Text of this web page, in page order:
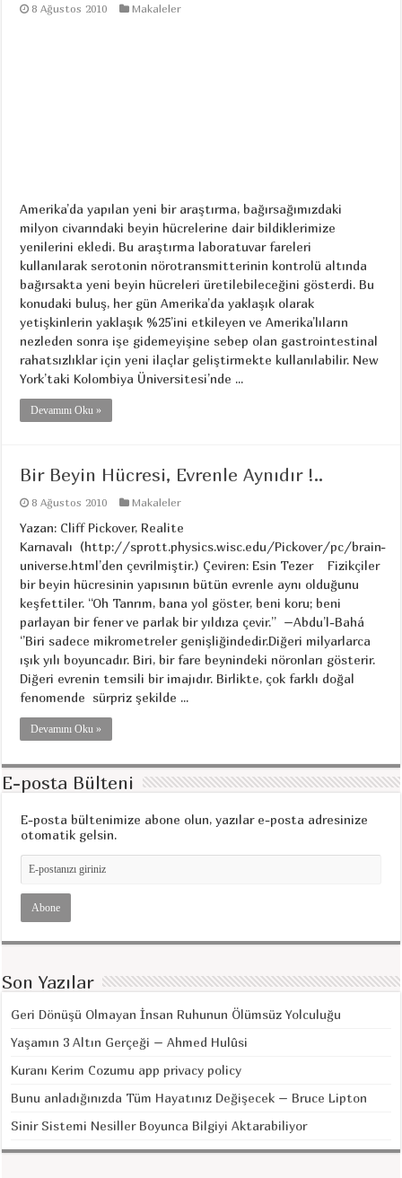
8 Ağustos 2010 Makaleler
Amerika’da yapılan yeni bir araştırma, bağırsağımızdaki
milyon civarındaki beyin hücrelerine dair bildiklerimize
yenilerini ekledi. Bu araştırma laboratuvar fareleri
kullanılarak serotonin nörotransmitterinin kontrolü altında
bağırsakta yeni beyin hücreleri üretilebileceğini gösterdi. Bu
konudaki buluş, her gün Amerika’da yaklaşık olarak
yetişkinlerin yaklaşık %25’ini etkileyen ve Amerika’lıların
nezleden sonra işe gidemeyişine sebep olan gastrointestinal
rahatsızlıklar için yeni ilaçlar geliştirmekte kullanılabilir. New
York’taki Kolombiya Üniversitesi’nde ...
Devamını Oku »
Bir Beyin Hücresi, Evrenle Aynıdır !..
8 Ağustos 2010 Makaleler
Yazan: Cliff Pickover, Realite
Karnavalı (http://sprott.physics.wisc.edu/Pickover/pc/brain-
universe.html’den çevrilmiştir.) Çeviren: Esin Tezer Fizikçiler
bir beyin hücresinin yapısının bütün evrenle aynı olduğunu
keşfettiler. “Oh Tanrım, bana yol göster, beni koru; beni
parlayan bir fener ve parlak bir yıldıza çevir.” –Abdu’l-Bahá
‘’Biri sadece mikrometreler genişliğindedir.Diğeri milyarlarca
ışık yılı boyuncadır. Biri, bir fare beynindeki nöronları gösterir.
Diğeri evrenin temsili bir imajıdır. Birlikte, çok farklı doğal
fenomende sürpriz şekilde ...
Devamını Oku »
E-posta Bülteni
E-posta bültenimize abone olun, yazılar e-posta adresinize
otomatik gelsin.
Son Yazılar
Geri Dönüşü Olmayan İnsan Ruhunun Ölümsüz Yolculuğu
Yaşamın 3 Altın Gerçeği – Ahmed Hulûsi
Kuranı Kerim Cozumu app privacy policy
Bunu anladığınızda Tüm Hayatınız Değişecek – Bruce Lipton
Sinir Sistemi Nesiller Boyunca Bilgiyi Aktarabiliyor